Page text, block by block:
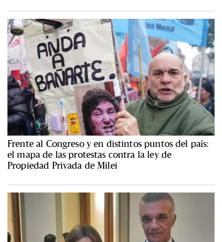
Frente al Congreso y en distintos puntos del país:
el mapa de las protestas contra la ley de
Propiedad Privada de Milei